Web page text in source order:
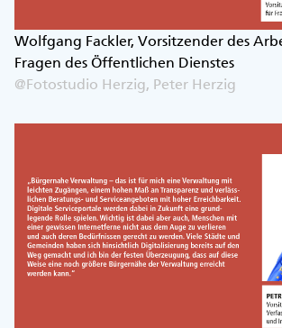
Wolfgang Fackler, Vorsitzender des
Fragen des Öffentlichen Dienstes
@Fotostudio Herzig, Peter Herzig